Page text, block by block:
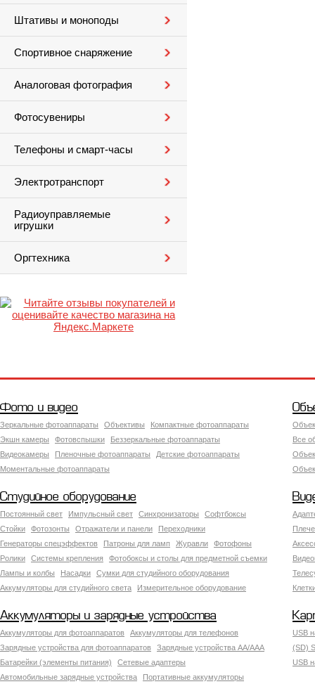
Штативы и моноподы
Спортивное снаряжение
Аналоговая фотография
Фотосувениры
Телефоны и смарт-часы
Электротранспорт
Радиоуправляемые
игрушки
Оргтехника
Фото и видео
Зеркальные фотоаппараты Объективы
Компактные фотоаппараты
Экшн камеры
Фотовспышки
Беззеркальные фотоаппараты
Видеокамеры
Пленочные фотоаппараты
Детские фотоаппараты
Моментальные фотоаппараты
Все
Студийное оборудование
Постоянный свет Импульсный свет Синхронизаторы
Софтбоксы
Стойки
Фотозонты Отражатели и панели
Переходники
Генераторы спецэффектов
Патроны для ламп Журавли
Фотофоны
Ролики
Системы крепления
Фотобоксы и столы для предметной съемки
Лампы и колбы
Насадки
Сумки для студийного оборудования
Аккумуляторы для студийного света
Измерительное оборудование
Аккумуляторы и зарядные устройства
Аккумуляторы для фотоаппаратов
Аккумуляторы для телефонов
Зарядные устройства для фотоаппаратов
Зарядные устройства AA/AAA
Батарейки (элементы питания)
Сетевые адаптеры
Автомобильные зарядные устройства
Портативные аккумуляторы
USB
(SD)
USB